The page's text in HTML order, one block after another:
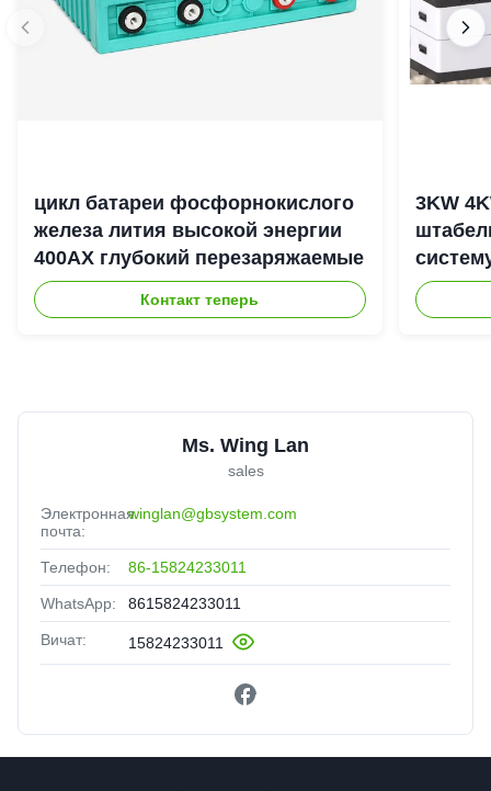
цикл батареи фосфорнокислого
железа лития высокой энергии
400АХ глубокий перезаряжаемые
Контакт теперь
3KW
Ms. Wing Lan
sales
Электронная
почта:
winglan@gbsystem.com
Телефон: 86-15824233011
WhatsApp: 8615824233011
Вичат: 15824233011